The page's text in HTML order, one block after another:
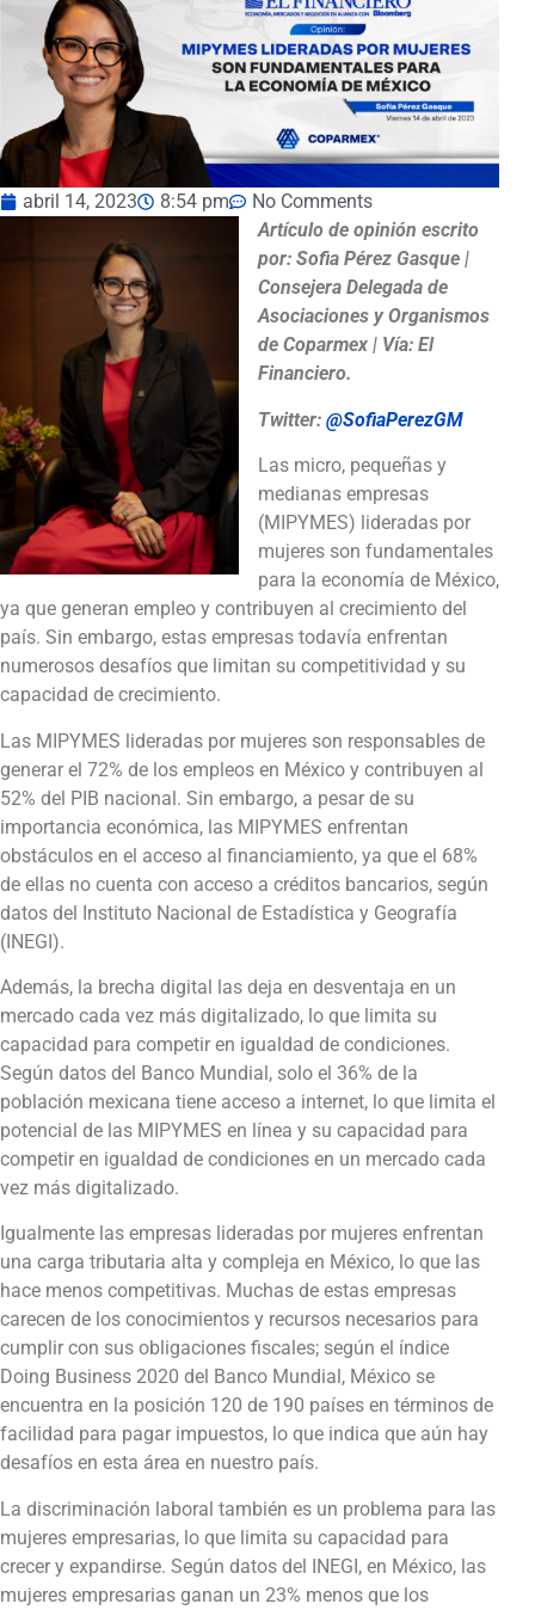
abril 14, 2023 8:54 pm
No Comments
Artículo de opinión escrito
por: Sofia Pérez Gasque |
Consejera Delegada de
Asociaciones y Organismos
de Coparmex | Vía: El
Financiero.
Twitter: @SofiaPerezGM
Las micro, pequeñas y
medianas empresas
(MIPYMES) lideradas por
mujeres son fundamentales
para la economía de México,
ya que generan empleo y contribuyen al crecimiento del
país. Sin embargo, estas empresas todavía enfrentan
numerosos desafíos que limitan su competitividad y su
capacidad de crecimiento.
Las MIPYMES lideradas por mujeres son responsables de
generar el 72% de los empleos en México y contribuyen al
52% del PIB nacional. Sin embargo, a pesar de su
importancia económica, las MIPYMES enfrentan
obstáculos en el acceso al financiamiento, ya que el 68%
de ellas no cuenta con acceso a créditos bancarios, según
datos del Instituto Nacional de Estadística y Geografía
(INEGI).
Además, la brecha digital las deja en desventaja en un
mercado cada vez más digitalizado, lo que limita su
capacidad para competir en igualdad de condiciones.
Según datos del Banco Mundial, solo el 36% de la
población mexicana tiene acceso a internet, lo que limita el
potencial de las MIPYMES en línea y su capacidad para
competir en igualdad de condiciones en un mercado cada
vez más digitalizado.
Igualmente las empresas lideradas por mujeres enfrentan
una carga tributaria alta y compleja en México, lo que las
hace menos competitivas. Muchas de estas empresas
carecen de los conocimientos y recursos necesarios para
cumplir con sus obligaciones fiscales; según el índice
Doing Business 2020 del Banco Mundial, México se
encuentra en la posición 120 de 190 países en términos de
facilidad para pagar impuestos, lo que indica que aún hay
desafíos en esta área en nuestro país.
La discriminación laboral también es un problema para las
mujeres empresarias, lo que limita su capacidad para
crecer y expandirse. Según datos del INEGI, en México, las
mujeres empresarias ganan un 23% menos que los